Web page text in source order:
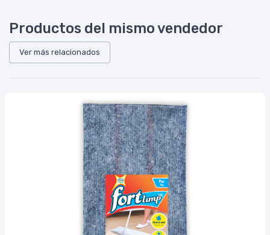
Productos del mismo vendedor
Ver más relacionados